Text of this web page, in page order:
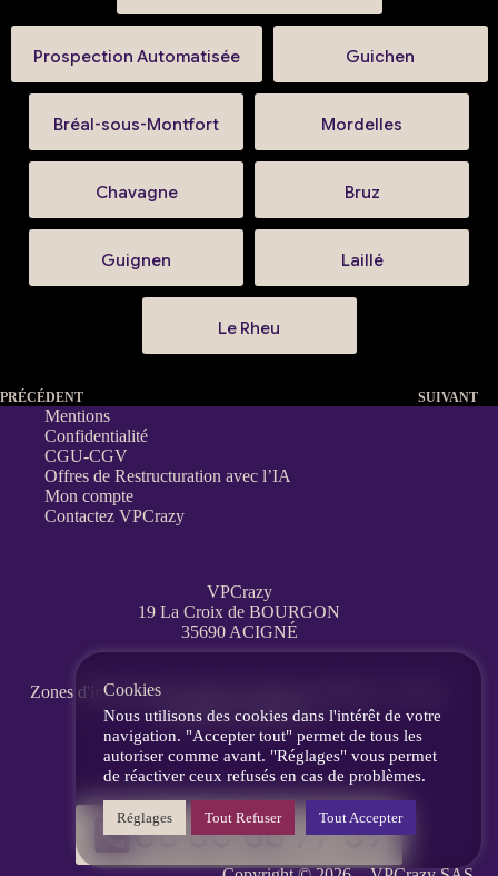
Prospection Automatisée Guichen
Bréal-sous-Montfort Mordelles
Chavagne Bruz
Guignen Laillé
Le Rheu
PRÉCÉDENT SUIVANT
Mentions
Confidentialité
CGU-CGV
Offres de Restructuration avec l’IA
Mon compte
Contactez VPCrazy
VPCrazy
19 La Croix de BOURGON
35690 ACIGNÉ
Zones d'interventions partout en France
messagerie, téléphone.
06 60 86 77 39
Cookies
Nous utilisons des cookies dans l'intérêt de votre
navigation. "Accepter tout" permet de tous les
autoriser comme avant. "Réglages" vous permet
de réactiver ceux refusés en cas de problèmes.
Réglages Tout Refuser Tout Accepter